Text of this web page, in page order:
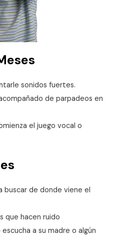
sonidos fuertes.
de parpadeos en
el juego vocal o
buscar de donde viene el
que hacen ruido
a su madre o algún